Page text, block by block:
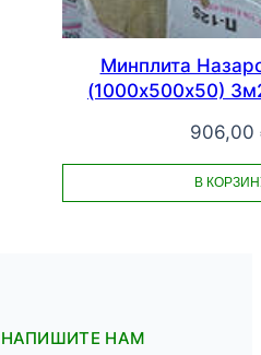
Минплита
(1000х500х50)
906,00
В
НАПИШИТЕ НАМ